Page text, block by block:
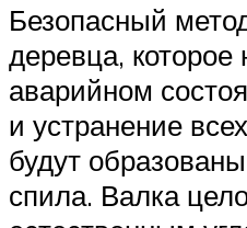
Безопасный
деревца, которое
аварийном
и устранение
будут
спила. Валка